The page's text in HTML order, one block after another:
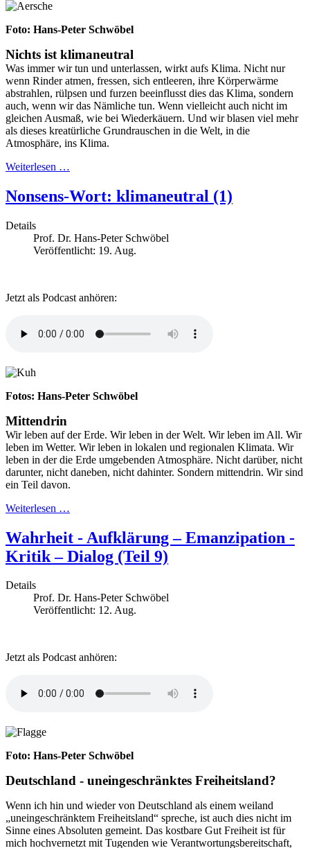
Foto: Hans-Peter Schwöbel
Nichts ist klimaneutral
Was immer wir tun und unterlassen, wirkt aufs Klima. Nicht nur
wenn Rinder atmen, fressen, sich entleeren, ihre Körperwärme
abstrahlen, rülpsen und furzen beeinflusst dies das Klima, sondern
auch, wenn wir das Nämliche tun. Wenn vielleicht auch nicht im
gleichen Ausmaß, wie bei Wiederkäuern. Und wir blasen viel mehr
als dieses kreatürliche Grundrauschen in die Welt, in die
Atmosphäre, ins Klima.
Weiterlesen …
Nonsens-Wort: klimaneutral (1)
Details
Prof. Dr. Hans-Peter Schwöbel
Veröffentlicht: 19. Aug.
Jetzt als Podcast anhören:
Fotos: Hans-Peter Schwöbel
Mittendrin
Wir leben auf der Erde. Wir leben in der Welt. Wir leben im All. Wir
leben im Wetter. Wir leben in lokalen und regionalen Klimata. Wir
leben in der die Erde umgebenden Atmosphäre. Nicht darüber, nicht
darunter, nicht daneben, nicht dahinter. Sondern mittendrin. Wir sind
ein Teil davon.
Weiterlesen …
Wahrheit - Aufklärung – Emanzipation -
Kritik – Dialog (Teil 9)
Details
Prof. Dr. Hans-Peter Schwöbel
Veröffentlicht: 12. Aug.
Jetzt als Podcast anhören:
Foto: Hans-Peter Schwöbel
Deutschland - uneingeschränktes Freiheitsland?
Wenn ich hin und wieder von Deutschland als einem weiland
„uneingeschränktem Freiheitsland“ spreche, ist auch dies nicht im
Sinne eines Absoluten gemeint. Das kostbare Gut Freiheit ist für
mich hochvernetzt mit Tugenden wie Verantwortungsbereitschaft,